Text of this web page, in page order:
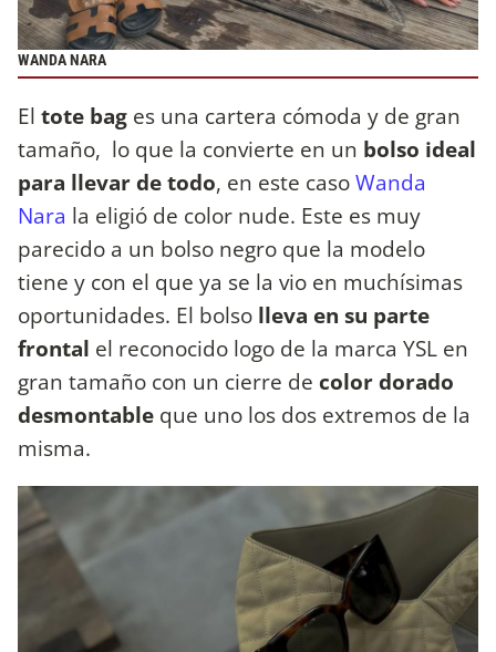
WANDA NARA
El tote bag es una cartera cómoda y de gran
tamaño, lo que la convierte en un bolso ideal
para llevar de todo, en este casoWanda
Nara la eligió de color nude. Este es muy
parecido a un bolso negro que la modelo
tiene y con el que ya se la vio en muchísimas
oportunidades. El bolso lleva en su parte
frontal el reconocido logo de la marca YSL en
gran tamaño con un cierre de color dorado
desmontable que uno los dos extremos de la
misma.